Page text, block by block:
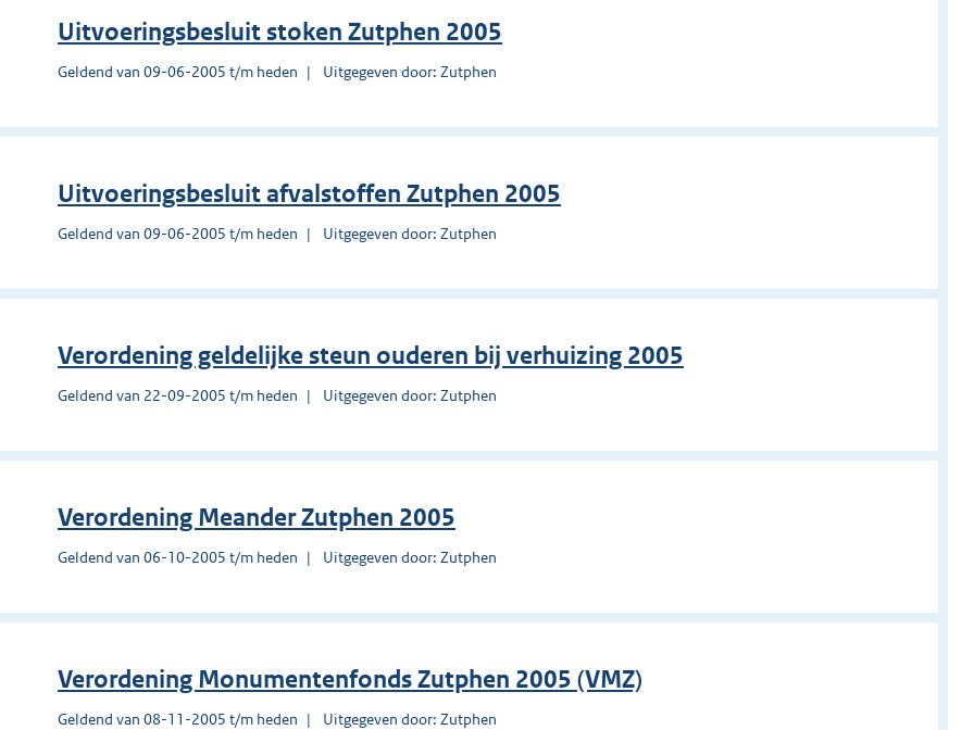
Uitvoeringsbesluit stoken Zutphen 2005
Geldend van 09-06-2005 t/m heden Uitgegeven door: Zutphen
Uitvoeringsbesluit afvalstoffen Zutphen 2005
Geldend van 09-06-2005 t/m heden Uitgegeven door: Zutphen
Verordening geldelijke steun ouderen bij verhuizing 2005
Geldend van 22-09-2005 t/m heden Uitgegeven door: Zutphen
Verordening Meander Zutphen 2005
Geldend van 06-10-2005 t/m heden Uitgegeven door: Zutphen
Verordening Monumentenfonds Zutphen 2005 (VMZ)
Geldend van 08-11-2005 t/m heden Uitgegeven door: Zutphen